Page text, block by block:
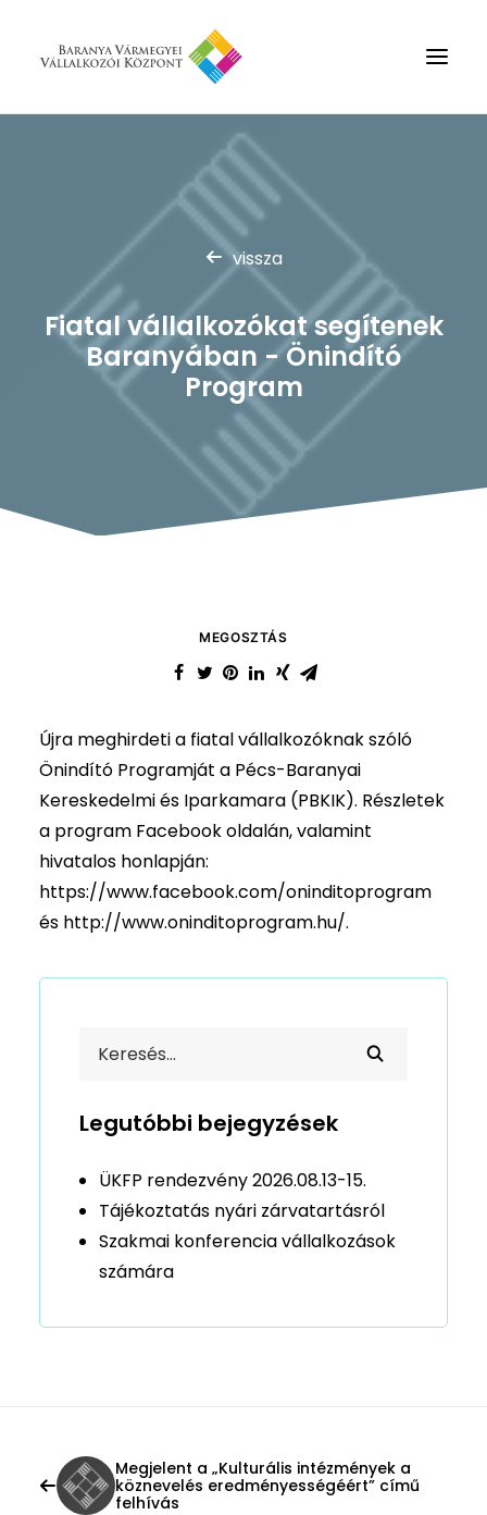
Rólunk
Szolgáltatások
Hírek
Partnerek
Kapcsolat
Keresés
vissza
Fiatal vállalkozókat segítenek
Baranyában - Önindító
Program
MEGOSZTÁS
Újra meghirdeti a fiatal vállalkozóknak szóló
Önindító Programját a Pécs-Baranyai
Kereskedelmi és Iparkamara (PBKIK). Részletek
a program Facebook oldalán, valamint
hivatalos honlapján:
https://www.facebook.com/oninditoprogram
és http://www.oninditoprogram.hu/.
Legutóbbi bejegyzések
ÜKFP rendezvény 2026.08.13-15.
Tájékoztatás nyári zárvatartásról
Szakmai konferencia vállalkozások
számára
Megjelent a „Kulturális intézmények a
köznevelés eredményességéért” című
felhívás